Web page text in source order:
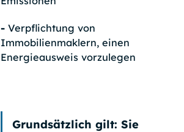
- Verpflichtung von
Immobilienmaklern, einen
Energieausweis vorzulegen
Grundsätzlich gilt: Sie